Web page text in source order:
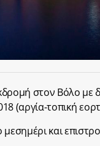
στον Βόλο με
(αργία-τοπική
και